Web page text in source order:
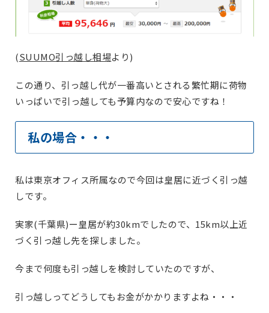
(SUUMO引っ越し相場より)
この通り、引っ越し代が一番高いとされる繁忙期に荷物
いっぱいで引っ越しても予算内なので安心ですね！
私の場合・・・
私は東京オフィス所属なので今回は皇居に近づく引っ越
しです。
実家(千葉県)ー皇居が約30kmでしたので、15km以上近
づく引っ越し先を探しました。
今まで何度も引っ越しを検討していたのですが、
引っ越しってどうしてもお金がかかりますよね・・・